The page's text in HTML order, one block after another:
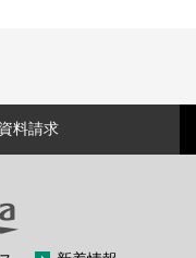
料請求